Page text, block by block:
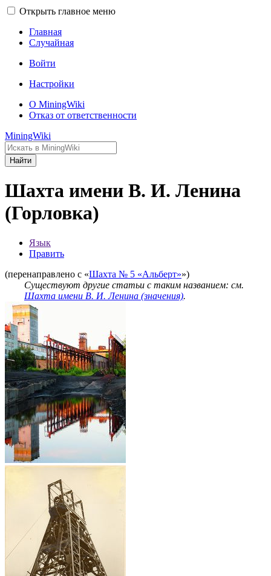
Открыть главное меню
Главная
Случайная
Войти
Настройки
О MiningWiki
Отказ от ответственности
MiningWiki
Найти
Шахта имени В. И. Ленина
(Горловка)
Язык
Править
(перенаправлено с «Шахта № 5 «Альберт»»)
Существуют другие статьи с таким названием: см.
Шахта имени В. И. Ленина (значения).